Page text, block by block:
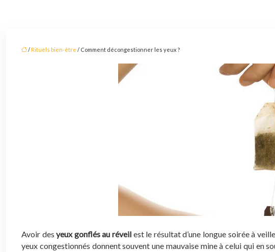
/ Rituels bien-être / Comment décongestionner les yeux ?
Avoir desyeux gonflés au réveil est le résultat d’une longue soirée à
yeux congestionnés donnent souvent une mauvaise mine à celui qui en